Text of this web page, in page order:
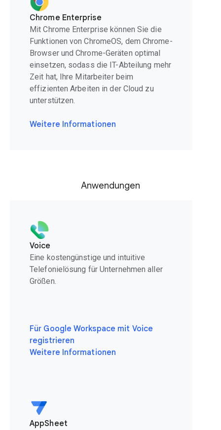
Chrome Enterprise
Mit Chrome Enterprise können Sie die
Funktionen von ChromeOS, dem Chrome-
Browser und Chrome-Geräten optimal
einsetzen, sodass die IT-Abteilung mehr
Zeit hat, Ihre Mitarbeiter beim
effizienten Arbeiten in der Cloud zu
unterstützen.
Weitere Informationen
Anwendungen
Voice
Eine kostengünstige und intuitive
Telefonielösung für Unternehmen aller
Größen.
Für Google Workspace mit Voice
registrieren
Weitere Informationen
AppSheet